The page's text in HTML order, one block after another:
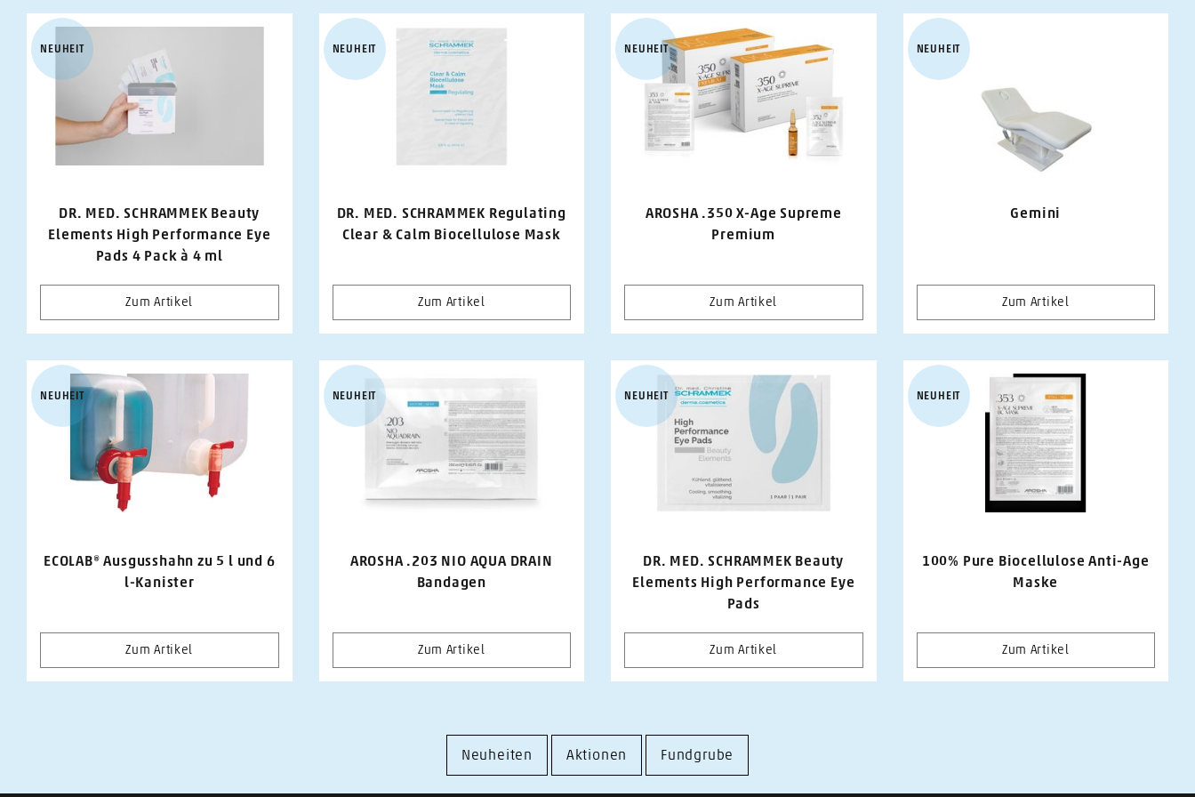
DR. MED. SCHRAMMEK Beauty
Elements High Performance Eye
Pads 4 Pack à 4 ml
Zum Artikel
NEUHEIT
DR. MED. SCHRAMMEK Regulating
Clear & Calm Biocellulose Mask
Zum Artikel
NEUHEIT
AROSHA .350 X-Age Supreme
Premium
Zum Artikel
NEUHEIT
Gemini
Zum Artikel
NEUHEIT
ECOLAB® Ausgusshahn zu 5 l und 6
l-Kanister
Zum Artikel
NEUHEIT
AROSHA .203 NIO AQUA DRAIN
Bandagen
Zum Artikel
NEUHEIT
DR. MED. SCHRAMMEK Beauty
Elements High Performance Eye
Pads
Zum Artikel
NEUHEIT
100% Pure Biocellulose Anti-Age
Maske
Zum Artikel
NEUHEIT
Neuheiten Aktionen Fundgrube